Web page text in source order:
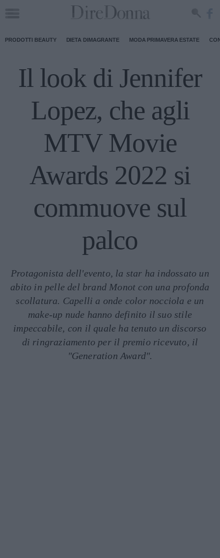
PRODOTTI BEAUTY DIETA DIMAGRANTE MODA PRIMAVERA ESTATE
Il look di Jennifer
Lopez, che agli
MTV Movie
Awards 2022 si
commuove sul
palco
Protagonista dell'evento, la star ha indossato un
abito in pelle del brand Monot con una profonda
scollatura. Capelli a onde color nocciola e un
make-up nude hanno definito il suo stile
impeccabile, con il quale ha tenuto un discorso
di ringraziamento per il premio ricevuto, il
"Generation Award".